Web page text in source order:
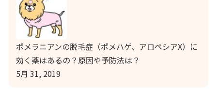
ポメラニアンの脱毛症（ポメハゲ、アロペシアX）に
効く薬はあるの？原因や予防法は？
5月 31, 2019